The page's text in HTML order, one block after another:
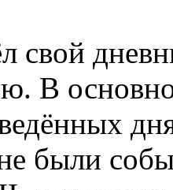
свой
В
были